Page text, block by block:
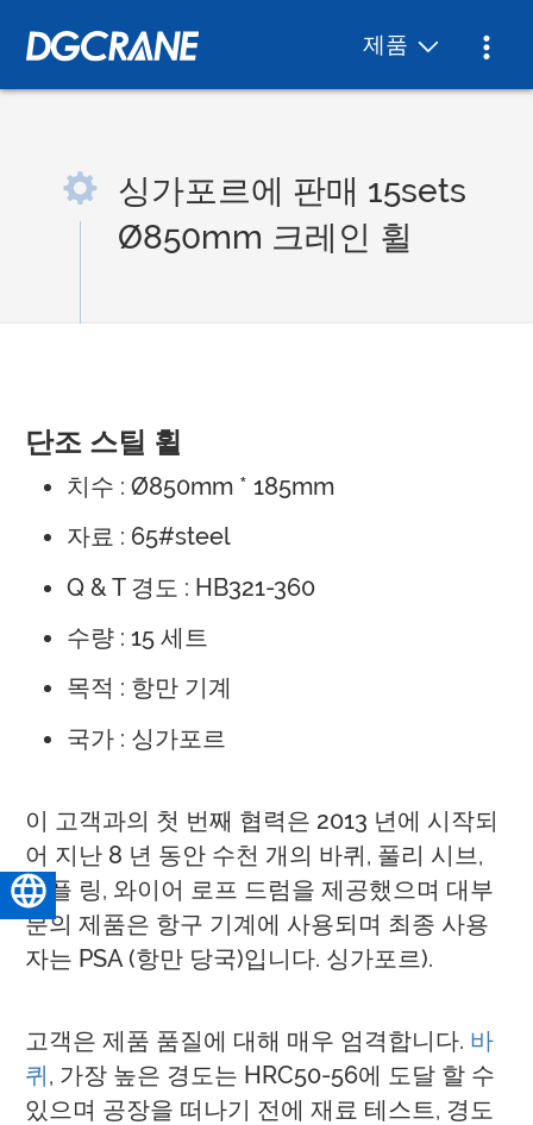
제품
싱가포르에 판매 15sets
Ø850mm 크레인 휠
단조 스틸 휠
치수 : Ø850mm * 185mm
자료 : 65#steel
Q & T 경도 : HB321-360
수량 : 15 세트
목적 : 항만 기계
국가 : 싱가포르
이 고객과의 첫 번째 협력은 2013 년에 시작되
어 지난 8 년 동안 수천 개의 바퀴, 풀리 시브,
커플 링, 와이어 로프 드럼을 제공했으며 대부
분의 제품은 항구 기계에 사용되며 최종 사용
자는 PSA (항만 당국)입니다. 싱가포르).
고객은 제품 품질에 대해 매우 엄격합니다. 바
퀴, 가장 높은 경도는 HRC50-56에 도달 할 수
있으며 공장을 떠나기 전에 재료 테스트, 경도
한국어